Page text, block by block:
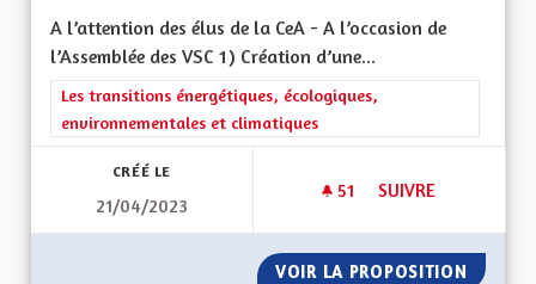
A l’attention des élus de la CeA - A l’occasion de
l’Assemblée des VSC 1) Création d’une...
Filtrer les résultats de la catégorie : Les transitions
Les transitions énergétiques, écologiques,
environnementales et climatiques
CRÉÉ LE
21/04/2023
51 51 ABONNÉS
SUIVRE
VOIR LA PROPOSITION